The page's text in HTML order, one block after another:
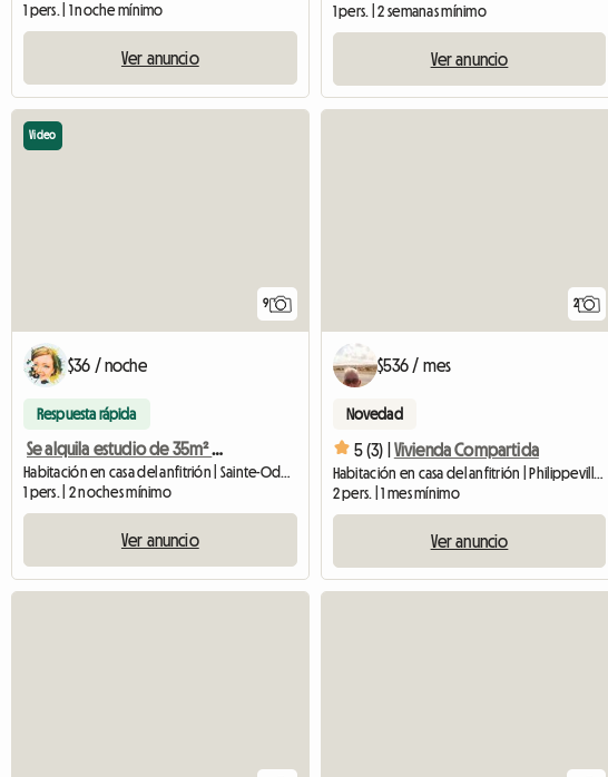
1 pers. | 1 noche mínimo
Ver anuncio
1 pers. | 2 semanas mínimo
Ver anuncio
9
Video
$36 / noche
Respuesta rápida
Se alquila estudio de 35m² en casa particular con un salón privado
Habitación en casa del anfitrión | Sainte-Ode (6680) | 30 M2
1 pers. | 2 noches mínimo
Ver anuncio
2
$536 / mes
Novedad
5 (3) | Vivienda Compartida
Habitación en casa del anfitrión | Philippeville (5600)
2 pers. | 1 mes mínimo
Ver anuncio